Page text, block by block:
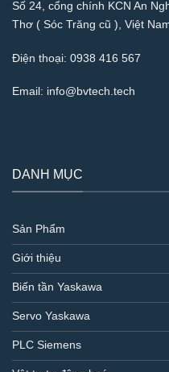
Số 24, cổng chính KCN An
Thơ ( Sóc Trăng cũ ), Việt
Điện thoại: 0938 416 567
Email: info@bvtech.tech
DANH MỤC
Sản Phẩm
Giới thiệu
Biến tần Yaskawa
Servo Yaskawa
PLC Siemens